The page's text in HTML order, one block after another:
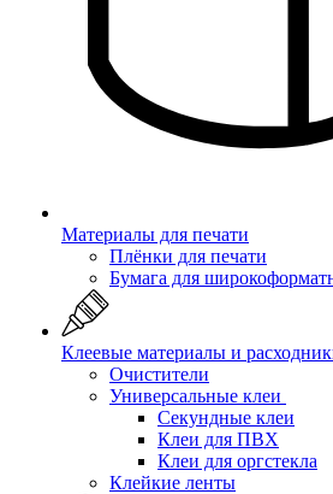
Материалы для печати
Плёнки для печати
Бумага для
Клеевые материалы и
Очистители
Универсальные клеи
Секундные клеи
Клеи для ПВХ
Клеи для оргстекла
Клейкие ленты